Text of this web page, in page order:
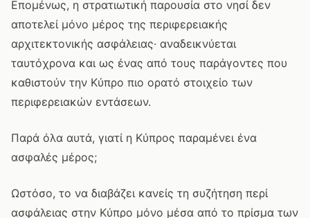
Επομένως, η στρατιωτική παρουσία στο νησί δεν
αποτελεί μόνο μέρος της περιφερειακής
αρχιτεκτονικής ασφάλειας· αναδεικνύεται
ταυτόχρονα και ως ένας από τους παράγοντες που
καθιστούν την Κύπρο πιο ορατό στοιχείο των
περιφερειακών εντάσεων.
Παρά όλα αυτά, γιατί η Κύπρος παραμένει ένα
ασφαλές μέρος;
Ωστόσο, το να διαβάζει κανείς τη συζήτηση περί
ασφάλειας στην Κύπρο μόνο μέσα από το πρίσμα των